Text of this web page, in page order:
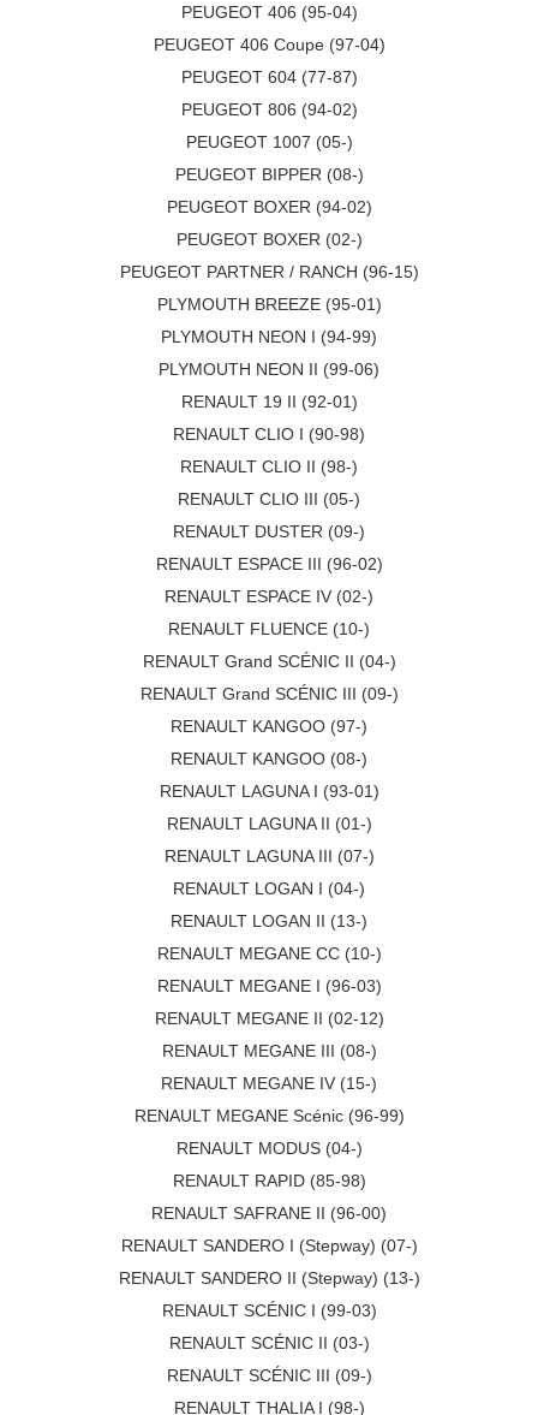
PEUGEOT 406 (95-04)
PEUGEOT 406 Coupe (97-04)
PEUGEOT 604 (77-87)
PEUGEOT 806 (94-02)
PEUGEOT 1007 (05-)
PEUGEOT BIPPER (08-)
PEUGEOT BOXER (94-02)
PEUGEOT BOXER (02-)
PEUGEOT PARTNER / RANCH (96-15)
PLYMOUTH BREEZE (95-01)
PLYMOUTH NEON I (94-99)
PLYMOUTH NEON II (99-06)
RENAULT 19 II (92-01)
RENAULT CLIO I (90-98)
RENAULT CLIO II (98-)
RENAULT CLIO III (05-)
RENAULT DUSTER (09-)
RENAULT ESPACE III (96-02)
RENAULT ESPACE IV (02-)
RENAULT FLUENCE (10-)
RENAULT Grand SCÉNIC II (04-)
RENAULT Grand SCÉNIC III (09-)
RENAULT KANGOO (97-)
RENAULT KANGOO (08-)
RENAULT LAGUNA I (93-01)
RENAULT LAGUNA II (01-)
RENAULT LAGUNA III (07-)
RENAULT LOGAN I (04-)
RENAULT LOGAN II (13-)
RENAULT MEGANE CC (10-)
RENAULT MEGANE I (96-03)
RENAULT MEGANE II (02-12)
RENAULT MEGANE III (08-)
RENAULT MEGANE IV (15-)
RENAULT MEGANE Scénic (96-99)
RENAULT MODUS (04-)
RENAULT RAPID (85-98)
RENAULT SAFRANE II (96-00)
RENAULT SANDERO I (Stepway) (07-)
RENAULT SANDERO II (Stepway) (13-)
RENAULT SCÉNIC I (99-03)
RENAULT SCÉNIC II (03-)
RENAULT SCÉNIC III (09-)
RENAULT THALIA I (98-)